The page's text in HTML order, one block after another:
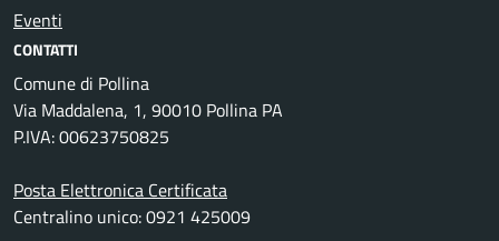
Eventi
CONTATTI
Comune di Pollina
Via Maddalena, 1, 90010 Pollina PA
P.IVA: 00623750825
Posta Elettronica Certificata
Centralino unico: 0921 425009